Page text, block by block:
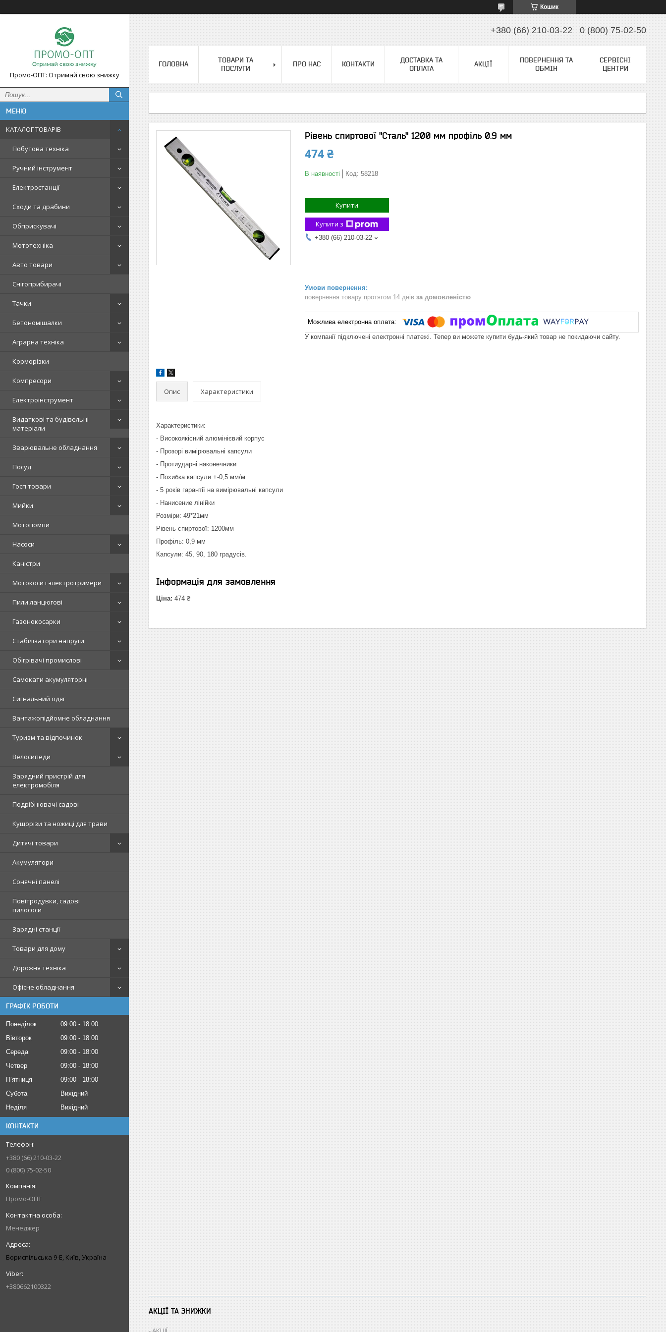
Кошик
Промо-ОПТ: Отримай свою знижку
КАТАЛОГ ТОВАРІВ
Побутова техніка
Ручний інструмент
Електростанції
Сходи та драбини
Обприскувачі
Мототехніка
Авто товари
Снігоприбирачі
Тачки
Бетономішалки
Аграрна техніка
Корморізки
Компресори
Електроінструмент
Видаткові та будівельні
матеріали
Зварювальне обладнання
Посуд
Госп товари
Мийки
Мотопомпи
Насоси
Каністри
Мотокоси і электротримери
Пили ланцюгові
Газонокосарки
Стабілізатори напруги
Обігрівачі промислові
Самокати акумуляторні
Сигнальний одяг
Вантажопідйомне обладнання
Туризм та відпочинок
Велосипеди
Зарядний пристрій для
електромобіля
Подрібнювачі садові
Кущорізи та ножиці для трави
Дитячі товари
Акумулятори
Сонячні панелі
Повітродувки, садові
пилососи
Зарядні станції
Товари для дому
Дорожня техніка
Офісне обладнання
ГРАФІК РОБОТИ
Понеділок 09:00
18:00
Вівторок
09:00
18:00
Середа
09:00
18:00
Четвер
09:00
18:00
Пʼятниця
09:00
18:00
Субота
Вихідний
Неділя
Вихідний
КОНТАКТИ
+380 (66) 210-03-22
0 (800) 75-02-50
Промо-ОПТ
Менеджер
Бориспільська 9-Е, Київ, Україна
+380662100322
+380 (66) 210-03-22 0 (800) 75-02-50
ГОЛОВНА
ТОВАРИ ТА
ПОСЛУГИ
ПРО НАС КОНТАКТИ
ДОСТАВКА ТА
ОПЛАТА
АКЦІЇ
ПОВЕРНЕННЯ ТА
ОБМІН
СЕРВІСНІ
ЦЕНТРИ
Рівень спиртової "Сталь" 1200 мм профіль 0.9 мм
474 ₴
В наявності Код: 58218
Купити
Купити з
+380 (66) 210-03-22
повернення товару протягом 14 днів за домовленістю
У компанії підключені електронні платежі. Тепер ви можете купити будь-який товар не покидаючи сайту.
Опис Характеристики
Характеристики:
- Високоякісний алюмінієвий корпус
- Прозорі вимірювальні капсули
- Протиударні наконечники
- Похибка капсули +-0,5 мм/м
- 5 років гарантії на вимірювальні капсули
- Нанисение лінійки
Розміри: 49*21мм
Рівень спиртової: 1200мм
Профіль: 0,9 мм
Капсули: 45, 90, 180 градусів.
Інформація для замовлення
Ціна: 474 ₴
АКЦІЇ ТА ЗНИЖКИ